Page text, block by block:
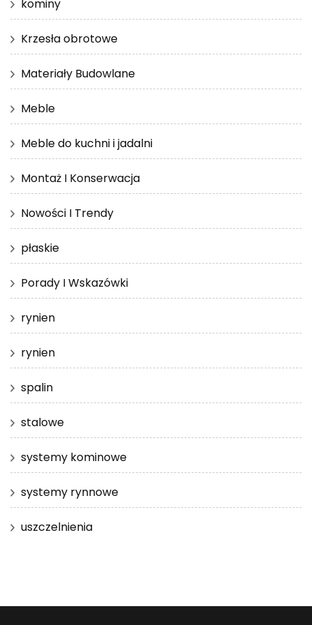
kominy
Krzesła obrotowe
Materiały Budowlane
Meble
Meble do kuchni i jadalni
Montaż I Konserwacja
Nowości I Trendy
płaskie
Porady I Wskazówki
rynien
rynien
spalin
stalowe
systemy kominowe
systemy rynnowe
uszczelnienia